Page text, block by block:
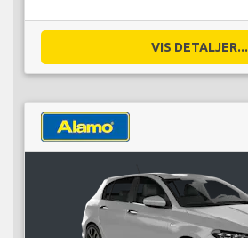
VIS DETALJER...